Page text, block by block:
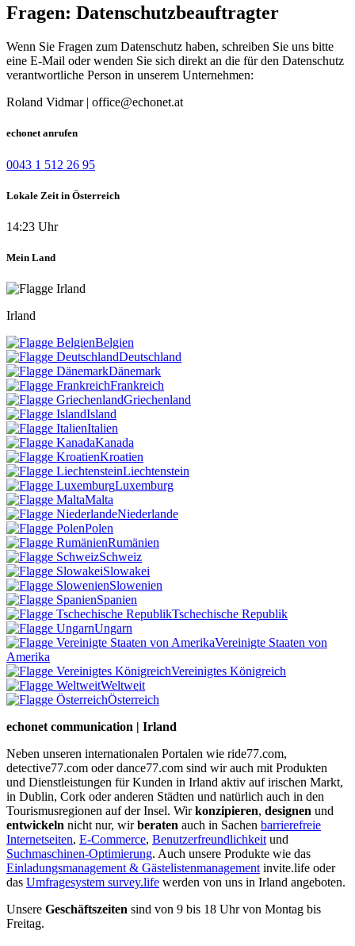
Fragen: Datenschutzbeauftragter
Wenn Sie Fragen zum Datenschutz haben, schreiben Sie uns bitte
eine E-Mail oder wenden Sie sich direkt an die für den Datenschutz
verantwortliche Person in unserem Unternehmen:
Roland Vidmar | office@echonet.at
echonet anrufen
0043 1 512 26 95
Lokale Zeit in Österreich
14:23 Uhr
Mein Land
Irland
Belgien
Deutschland
Dänemark
Frankreich
Griechenland
Island
Italien
Kanada
Kroatien
Liechtenstein
Luxemburg
Malta
Niederlande
Polen
Rumänien
Schweiz
Slowakei
Slowenien
Spanien
Tschechische Republik
Ungarn
Vereinigte Staaten von
Amerika
Vereinigtes Königreich
Weltweit
Österreich
echonet communication | Irland
Neben unseren internationalen Portalen wie ride77.com,
detective77.com oder dance77.com sind wir auch mit Produkten
und Dienstleistungen für Kunden in Irland aktiv auf irischen Markt,
in Dublin, Cork oder anderen Städten und natürlich auch in den
Tourismusregionen auf der Insel. Wirkonzipieren, designen und
entwickeln nicht nur, wirberaten auch in Sachen barrierefreie
Internetseiten, E-Commerce, Benutzerfreundlichkeit und
Suchmaschinen-Optimierung. Auch unsere Produkte wie das
Einladungsmanagement & Gästelistenmanagement invite.life oder
das Umfragesystem survey.life werden von uns in Irland angeboten.
Unsere Geschäftszeiten sind von 9 bis 18 Uhr von Montag bis
Freitag.